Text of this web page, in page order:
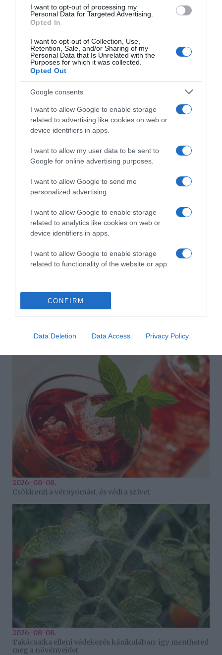
I want to opt-out of processing my
Personal Data for Targeted Advertising.
Opted In
I want to opt-out of Collection, Use,
Retention, Sale, and/or Sharing of my
Personal Data that Is Unrelated with the
Purposes for which it was collected.
Opted Out
Google consents
I want to allow Google to enable storage
related to advertising like cookies on web or
device identifiers in apps.
I want to allow my user data to be sent to
Google for online advertising purposes.
I want to allow Google to send me
personalized advertising.
I want to allow Google to enable storage
related to analytics like cookies on web or
device identifiers in apps.
I want to allow Google to enable storage
related to functionality of the website or app.
CONFIRM
Data Deletion Data Access Privacy Policy
Klapka György aztán 1969 és 1987 között volt Mary
Zsuzsi férje, kapcsolatukból négy közös gyermekük is
született, ám az énekesnő heves vérmérséklete alaposan
rátette a bélyegét kapcsolatukra.
"Azt nézem, hogy ő a gyerekeim anyja, havonta 300 ezer
forintomba kerül, én fizetem minden költségét. A
gyerekek szóltak, hogy beszéljek vele, mert egyre
pálinkával, világ életében úgy ivott, mint egy gödény,
csak rá kell nézni az arcára" - nyilatkozta a Reggelinek
2009-ben akkor már exfeleségével kapcsolatban Klapka.
Az üzletember 2017-ben, pár nappal 88. születésnapját
követően vesztette életét. Mary Zsuzsi 2011-ben egy újabb
tönkrement kapcsolatát követően végzett magával,
Dobos Attila pedig 2022 január 4-én hunyta le örökre
szemeit.
Forrás: Blikk.hu
Címkék: szerelmi háromszög,Klapka György
Korábbi bejegyzések
HASONLÓ BEJEGYZÉSEK
2026-08-08.
Csökkenti a vérnyomást, és védi a szívet
2026-08-08.
Takácsatka elleni védekezés kánikulában: így mentheted
meg a növényeidet